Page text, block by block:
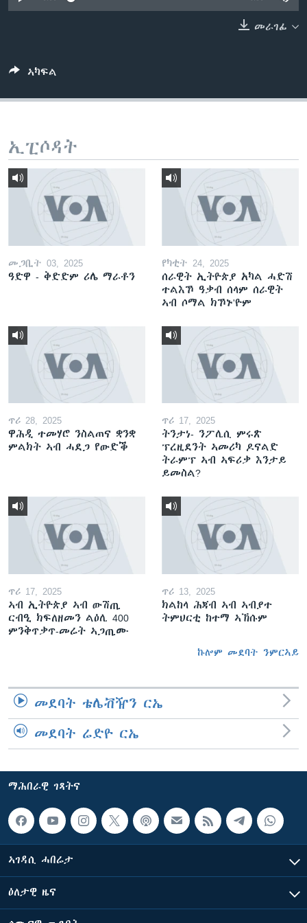
ቂሔ ጽልሚ
መራገፊ
ኣካፍል
ኢፒሶዳት
መጋቢት 03, 2025
ዓድዋ - ቅድድም ሪሌ ማራቶን
የካቲት 24, 2025
ሰራዊት ኢትዮጵያ አካል ሓድሽ
ተልእኾ ዓቃብ ሰላም ሰራዊት
ኣብ ሶማል ክኾኑ'ዮም
ጥሪ 28, 2025
ዋሕዲ ተመሃሮ ንስልጠና ቋንቋ
ምልክት ኣብ ሓደጋ የውድቕ
ጥሪ 17, 2025
ትንታነ- ንፖሊሲ ምሩጽ
ፕረዚደንት ኣመሪካ ዶናልድ
ትራምፕ ኣብ ኣፍሪቃ እንታይ
ይመስል?
ጥሪ 17, 2025
ኣብ ኢትዮጵያ ኣብ ውሽጢ
ርብዒ ክፍለዘመን ልዕሊ 400
ምንቅጥቃጥ-መሬት ኣጋጢሙ
ጥሪ 13, 2025
ክልከላ ሕጃብ ኣብ ኣብያተ
ትምህርቲ ከተማ ኣኽሱም
ኩሎም መደባት ንምርኣይ
መደባት ቴሌቭዥን ርኤ
መደባት ሬድዮ ርኤ
ማሕበራዊ ገጻትና
ኣገዳሲ ሓበሬታ
ዕለታዊ ዜና